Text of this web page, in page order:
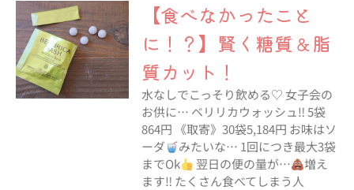
【食べなかったこと
に！？】賢く糖質＆脂
質カット！
水なしでこっそり飲める♡ 女子会の
お供に… ベリリカウォッシュ‼︎ 5袋
864円 《取寄》30袋5,184円 お味はソ
ーダ
みたいな… 1回につき最大3袋
までOk
翌日の便の量が…
増え
ます‼︎ たくさん食べてしまう人